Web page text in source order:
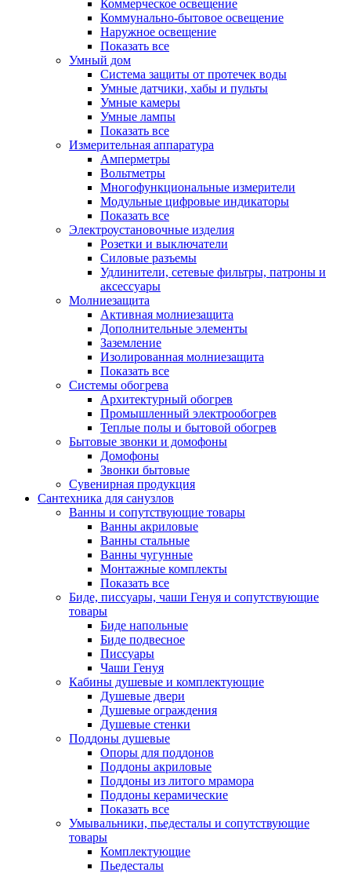
Коммерческое освещение
Коммунально-бытовое освещение
Наружное освещение
Показать все
Умный дом
Система защиты от протечек воды
Умные датчики, хабы и пульты
Умные камеры
Умные лампы
Показать все
Измерительная аппаратура
Амперметры
Вольтметры
Многофункциональные измерители
Модульные цифровые индикаторы
Показать все
Электроустановочные изделия
Розетки и выключатели
Силовые разъемы
Удлинители, сетевые фильтры, патроны и
аксессуары
Молниезащита
Активная молниезащита
Дополнительные элементы
Заземление
Изолированная молниезащита
Показать все
Системы обогрева
Архитектурный обогрев
Промышленный электрообогрев
Теплые полы и бытовой обогрев
Бытовые звонки и домофоны
Домофоны
Звонки бытовые
Сувенирная продукция
Сантехника для санузлов
Ванны и сопутствующие товары
Ванны акриловые
Ванны стальные
Ванны чугунные
Монтажные комплекты
Показать все
Биде, писсуары, чаши Генуя и сопутствующие
товары
Биде напольные
Биде подвесное
Писсуары
Чаши Генуя
Кабины душевые и комплектующие
Душевые двери
Душевые ограждения
Душевые стенки
Поддоны душевые
Опоры для поддонов
Поддоны акриловые
Поддоны из литого мрамора
Поддоны керамические
Показать все
Умывальники, пьедесталы и сопутствующие
товары
Комплектующие
Пьедесталы